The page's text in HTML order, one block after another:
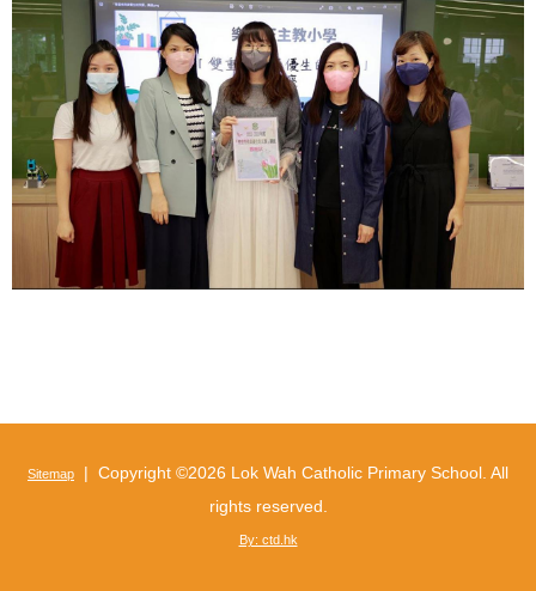
Sitemap | Copyright ©2026 Lok Wah Catholic Primary School. All
rights reserved.
By: ctd.hk